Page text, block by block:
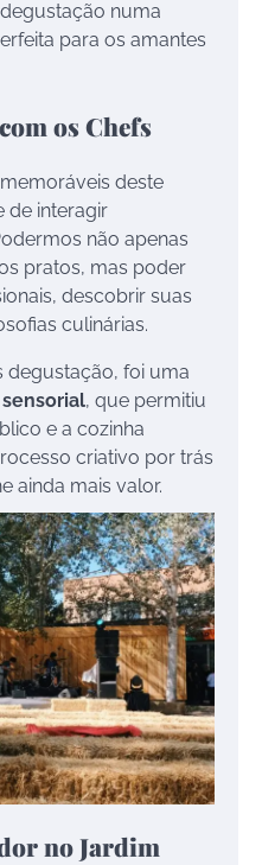
numa
para os amantes
os Chefs
deste
de interagir
não apenas
pratos, mas poder
descobrir suas
culinárias.
degustação, foi uma
, que permitiu
e a cozinha
criativo por trás
ainda mais valor.
no Jardim